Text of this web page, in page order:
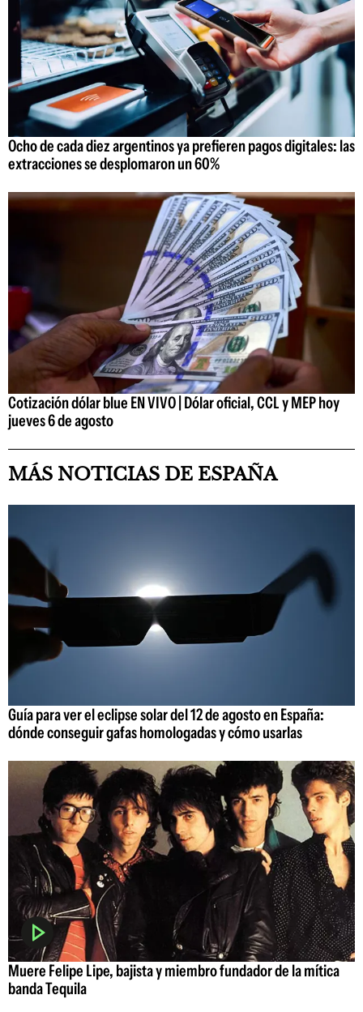
Ocho de cada diez argentinos ya prefieren pagos digitales: las
extracciones se desplomaron un 60%
Cotización dólar blue EN VIVO | Dólar oficial, CCL y MEP hoy
jueves 6 de agosto
MÁS NOTICIAS DE ESPAÑA
Guía para ver el eclipse solar del 12 de agosto en España:
dónde conseguir gafas homologadas y cómo usarlas
Muere Felipe Lipe, bajista y miembro fundador de la mítica
banda Tequila